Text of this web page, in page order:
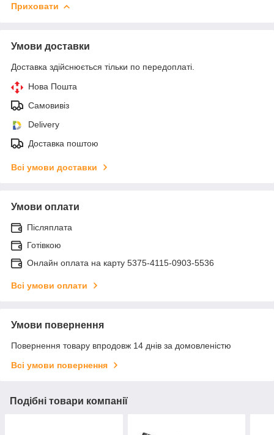
Приховати
Умови доставки
Доставка здійснюється тільки по передоплаті.
Нова Пошта
Самовивіз
Delivery
Доставка поштою
Всі умови доставки
Умови оплати
Післяплата
Готівкою
Онлайн оплата на карту 5375-4115-0903-5536
Всі умови оплати
Умови повернення
Повернення товару впродовж 14 днів за домовленістю
Всі умови повернення
Подібні товари компанії